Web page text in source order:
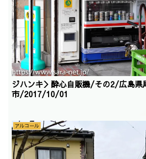
ジハンキ＞酔心自販機/その2/広島県
市/2017/10/01
アルコール